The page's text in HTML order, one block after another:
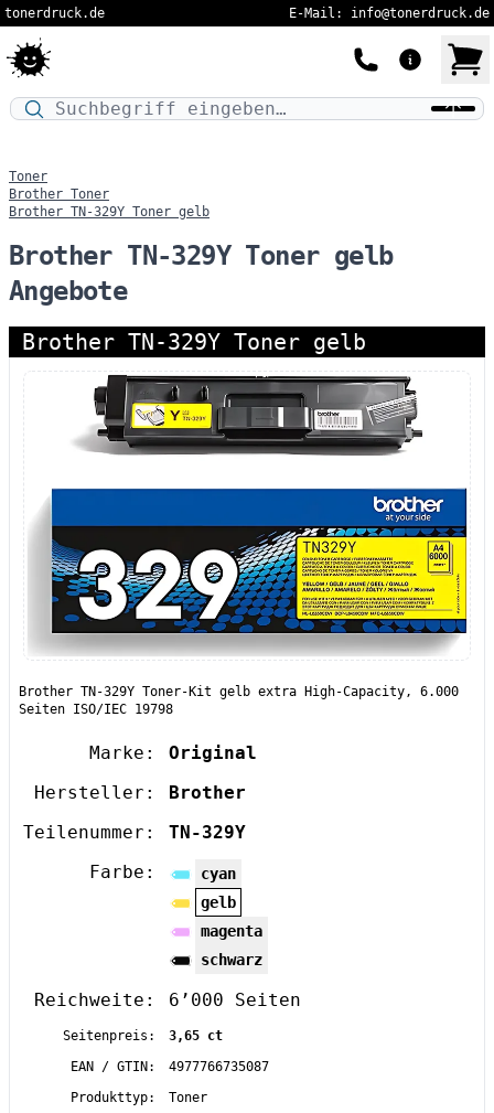
tonerdruck.de E-Mail: info@tonerdruck.de
Druckermodell oder Produktnamen eingeben…
Toner
Brother Toner
Brother TN-329Y Toner gelb
Brother TN-329Y Toner gelb
Angebote
Brother TN-329Y Toner gelb
Brother TN-329Y Toner-Kit gelb extra High-Capacity, 6.000
Seiten ISO/IEC 19798
Marke:
Original
Hersteller:
Brother
Teilenummer:
TN-329Y
Farbe:
cyan
gelb
magenta
schwarz
Reichweite: 6’000 Seiten
Seitenpreis:
3,65 ct
EAN / GTIN:
4977766735087
Produkttyp:
Toner